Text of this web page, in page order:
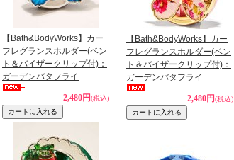
【Bath&BodyWorks】カー
フレグランスホルダー(ベン
ト＆バイザークリップ付)：
ガーデンバタフライ
2,480円(税込)
【Bath&BodyWorks】カー
フレグランスホルダー(ベン
ト＆バイザークリップ付)：
ガーデンバタフライ
2,480円(税込)